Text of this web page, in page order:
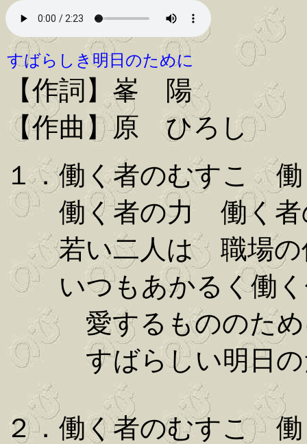
すばらしき明日のために
【作詞】峯 陽
【作曲】原 ひろし
１．働く者のむすこ
働く者の力 働く者
若い二人は 職場の
いつもあかるく働く
愛するもののため
すばらしい明日の
２．働く者のむすこ